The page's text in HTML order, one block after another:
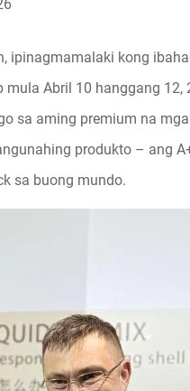
ipinagmamalaki kong
Abril 10 hanggang
sa aming premium na
produkto – ang
sa buong mundo.